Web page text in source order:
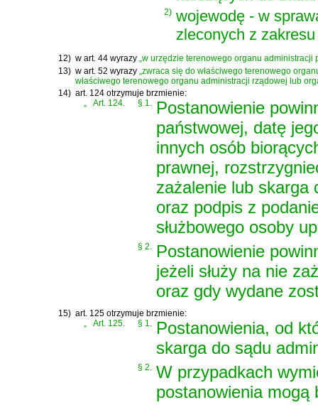
2) wojewodę - w
zleconych z
12) w art. 44 wyrazy „w urzędzie terenowego organu administracji
13) w art. 52 wyrazy „zwraca się do właściwego terenowego
właściwego terenowego organu administracji rządowej lub
14) art. 124 otrzymuje brzmienie:
„
Art. 124. § 1. Postanowienie
państwowej, datę
innych osób
prawnej,
zażalenie lub skarga
oraz podpis z
służbowego osoby
§ 2. Postanowienie
jeżeli służy na nie
oraz gdy wydane
15) art. 125 otrzymuje brzmienie:
Art. 125. § 1.
Postanowienia, od
skarga do sądu
§ 2.
W przypadkach
postanowienia mogą